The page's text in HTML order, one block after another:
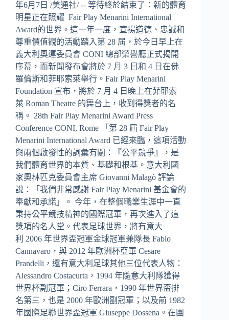
年6月7日 /美通社/ -- 等待終於結束了：新的體育
明星正在照耀 Fair Play Menarini International
Award的世界。這一年一度，宣揚道德、忠誠和
尊重價值觀的活動踏入第 28 屆，於今日早上在
義大利奧運委員會 CONI 總部榮譽廳正式揭開
序幕，而新聞發布會將於 7 月 3 日和 4 日在佛
羅倫斯和菲耶索萊舉行。Fair Play Menarini
Foundation 宣布，將於 7 月 4 日晚上在菲耶索
萊 Roman Theatre 的舞台上，收到得獎者的名
稱。 28th Fair Play Menarini Award Press
Conference CONI, Rome 「第 28 屆 Fair Play
Menarini International Award 已經來臨，這項活動
與兩個啟發性的詞彙有關：『公平競爭』，是
我們體育世界的本質、基礎和根基。意大利國
家奧林匹克委員會主席 Giovanni Malagò 評論
說：「我們非常感謝 Fair Play Menarini 基金會的
奉獻和承諾」。 今年，在整個職業生涯中一直
秉持公平競技精神的國際冠軍，再次進入了這
獎項的名人堂。代表足球世界，將有意大
利 2006 年世界盃冠軍金球冠軍兼隊長 Fabio
Cannavaro，與 2012 年歐洲杯亞軍 Cesare
Prandelli，還有意大利足球其他三位代表人物：
Alessandro Costacurta，1994 年隨意大利隊獲得
世界杯副冠軍；Ciro Ferrara，1990 年世界盃排
名第三，也是 2000 年歐洲副冠軍；以及前 1982
年國際足聯世界盃冠軍 Giuseppe Dossena。在團